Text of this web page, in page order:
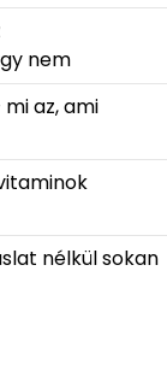
nem
az, ami
nélkül sokan